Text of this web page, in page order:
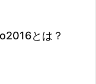
とは？